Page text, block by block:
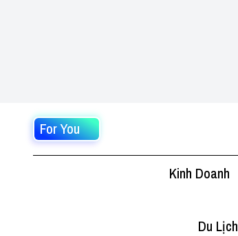
For You
Kinh Doanh
Du Lịch